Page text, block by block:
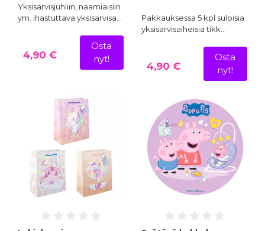
Yksisarvisjuhliin, naamiaisiin
ym. ihastuttava yksisarvisa…
4,90 €
Osta
nyt!
Pakkauksessa 5 kpl suloisia
yksisarvisaiheisia tikk…
4,90 €
Osta
nyt!